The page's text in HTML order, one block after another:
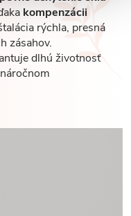
kompenzácii
rýchla, presná
zásahov.
dlhú životnosť